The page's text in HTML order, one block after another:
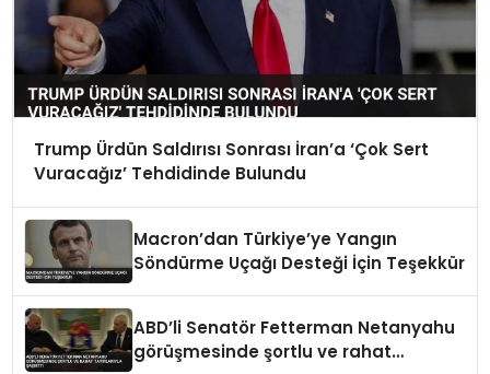
Trump Ürdün Saldırısı Sonrası İran’a ‘Çok Sert
Vuracağız’ Tehdidinde Bulundu
Macron’dan Türkiye’ye Yangın
Söndürme Uçağı Desteği İçin Teşekkür
ABD’li Senatör Fetterman Netanyahu
görüşmesinde şortlu ve rahat